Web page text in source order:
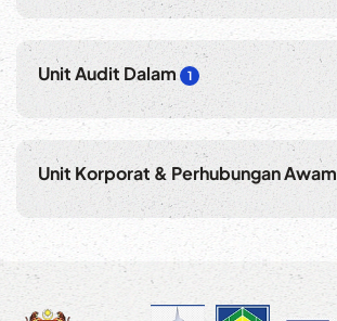
Unit Audit Dalam 1
Unit Korporat & Perhubungan Awam